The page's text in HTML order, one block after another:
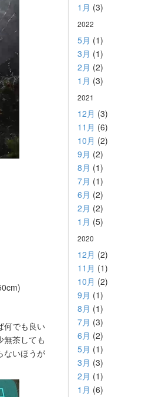
何でも良い
無茶しても
ないほうが
1月 (3)
2022
5月 (1)
3月 (1)
2月 (2)
1月 (3)
2021
12月 (3)
11月 (6)
10月 (2)
9月 (2)
8月 (1)
7月 (1)
6月 (2)
2月 (2)
1月 (5)
2020
12月 (2)
11月 (1)
10月 (2)
9月 (1)
8月 (1)
7月 (3)
6月 (2)
5月 (1)
3月 (3)
2月 (1)
1月 (6)